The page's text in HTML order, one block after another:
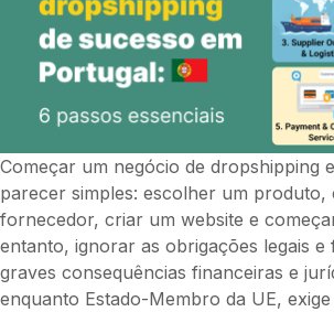
Começar um negócio de dropshipping
parecer simples: escolher um
fornecedor, criar um website e
entanto, ignorar as obrigações legais e
graves consequências financeiras e
enquanto Estado-Membro da UE,